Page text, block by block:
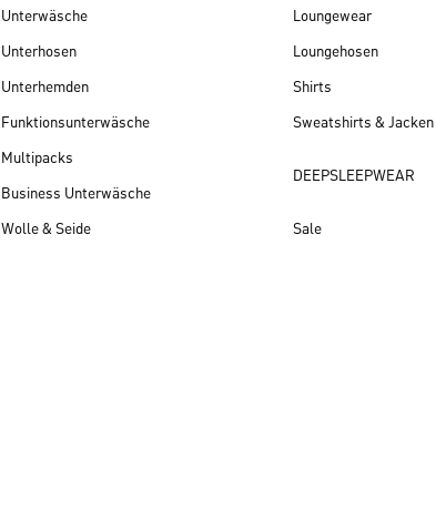
Unterwäsche
Unterhosen
Unterhemden
Funktionsunterwäsche
Multipacks
Business Unterwäsche
Wolle & Seide
Loungewear
Loungehosen
Shirts
Sweatshirts & Jacken
DEEPSLEEPWEAR
Sale